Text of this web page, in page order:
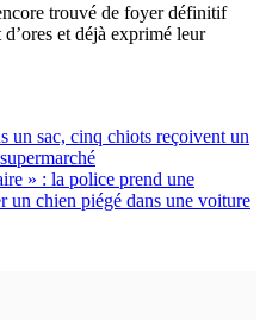
trouvé de foyer définitif
et déjà exprimé leur
un sac, cinq chiots reçoivent un
» : la police prend une
un chien piégé dans une voiture